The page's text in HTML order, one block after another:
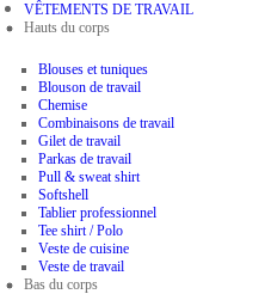
VÊTEMENTS DE TRAVAIL
Hauts du corps
Blouses et tuniques
Blouson de travail
Chemise
Combinaisons de travail
Gilet de travail
Parkas de travail
Pull & sweat shirt
Softshell
Tablier professionnel
Tee shirt / Polo
Veste de cuisine
Veste de travail
Bas du corps